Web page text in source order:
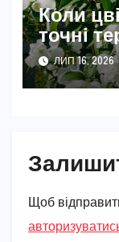
Коли
точні
ЛИП 16, 2026
Щоб